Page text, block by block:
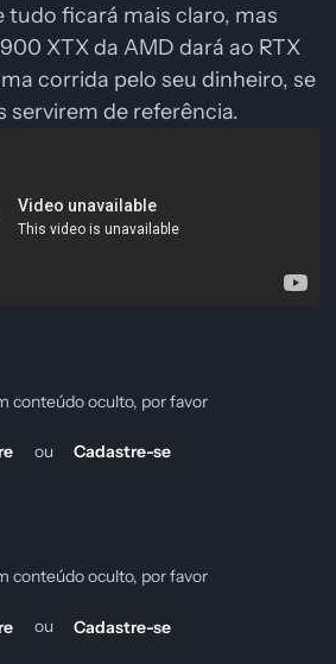
tudo ficará mais claro, mas
XTX da AMD dará ao RTX
corrida pelo seu dinheiro, se
servirem de referência.
conteúdo oculto, por favor
ou Cadastre-se
conteúdo oculto, por favor
ou Cadastre-se